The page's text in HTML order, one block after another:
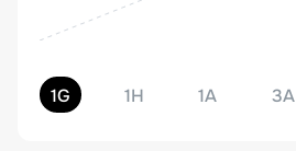
1G 1H 1A 3A